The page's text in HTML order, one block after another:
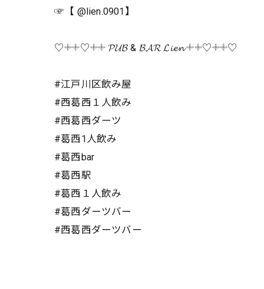
☞【 @lien.0901】
♡𓇬𓇬♡𓇬𓇬 𝓟𝓤𝓑 & 𝓑𝓐𝓡 𝓛𝓲𝓮𝓷 𓇬𓇬♡𓇬𓇬♡
#江戸川区飲み屋
#西葛西１人飲み
#西葛西ダーツ
#葛西1人飲み
#葛西bar
#葛西駅
#葛西１人飲み
#葛西ダーツバー
#西葛西ダーツバー